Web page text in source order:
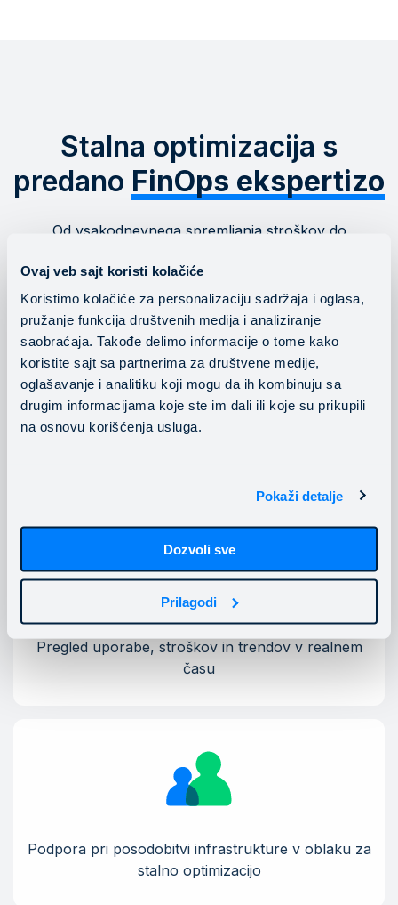
Ovaj veb sajt koristi kolačiće
Koristimo kolačiće za personalizaciju sadržaja i oglasa,
pružanje funkcija društvenih medija i analiziranje
saobraćaja. Takođe delimo informacije o tome kako
koristite sajt sa partnerima za društvene medije,
oglašavanje i analitiku koji mogu da ih kombinuju sa
drugim informacijama koje ste im dali ili koje su prikupili
na osnovu korišćenja usluga.
Pokaži detalje
Dozvoli sve
Prilagodi
Stalna optimizacija s
predano FinOps ekspertizo
Od vsakodnevnega spremljanja stroškov do
upravljanje stroškov vgrajujemo v vsak sloj vašega
AWS ali Azure okolja.
Pregled uporabe, stroškov in trendov v realnem
času
Podpora pri posodobitvi infrastrukture v oblaku za
stalno optimizacijo